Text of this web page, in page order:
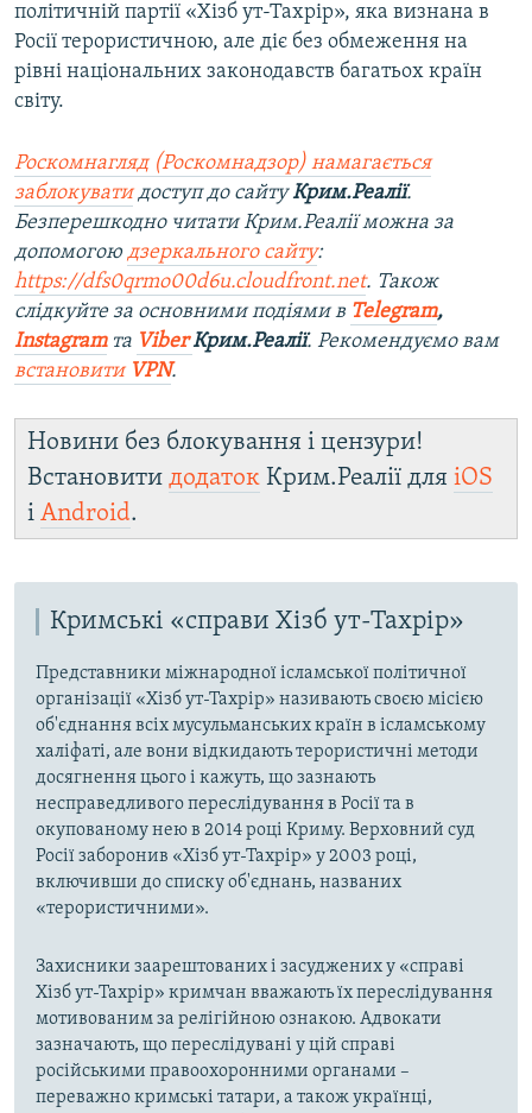
політичній партії «Хізб ут-Тахрір», яка визнана в
Росії терористичною, але діє без обмеження на
рівні національних законодавств багатьох країн
світу.
Роскомнагляд (Роскомнадзор) намагається
заблокуватидоступ до сайтуКрим.Реалії.
Безперешкодно читати Крим.Реалії можна за
допомогою дзеркального сайту:
https://dfs0qrmo00d6u.cloudfront.net. Також
слідкуйте за основними подіями в Telegram,
Instagramта ViberКрим.Реалії. Рекомендуємо вам
встановити VPN.
Новини без блокування і цензури!
Встановити додаток Крим.Реалії для iOS
і Android.
Кримські «справи Хізб ут-Тахрір»
Представники міжнародної ісламської політичної
організації «Хізб ут-Тахрір» називають своєю місією
об'єднання всіх мусульманських країн в ісламському
халіфаті, але вони відкидають терористичні методи
досягнення цього і кажуть, що зазнають
несправедливого переслідування в Росії та в
окупованому нею в 2014 році Криму. Верховний суд
Росії заборонив «Хізб ут-Тахрір» у 2003 році,
включивши до списку об'єднань, названих
«терористичними».
Захисники заарештованих і засуджених у «справі
Хізб ут-Тахрір» кримчан вважають їх переслідування
мотивованим за релігійною ознакою. Адвокати
зазначають, що переслідувані у цій справі
російськими правоохоронними органами –
переважно кримські татари, а також українці,